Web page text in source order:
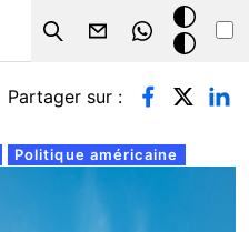
Search
Mode
sombre
Politique américaine
Partager sur :